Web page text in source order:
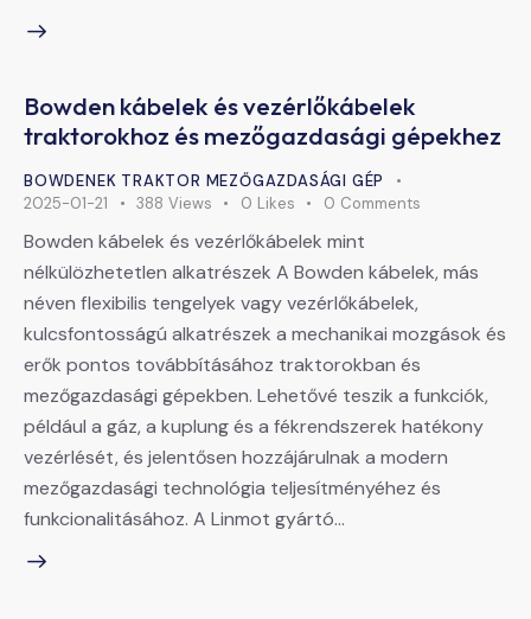
Bowden kábelek és vezérlőkábelek
traktorokhoz és mezőgazdasági gépekhez
BOWDENEK TRAKTOR MEZŐGAZDASÁGI GÉP
2025-01-21
388 Views 0 Likes 0 Comments
Bowden kábelek és vezérlőkábelek mint
nélkülözhetetlen alkatrészek A Bowden kábelek, más
néven flexibilis tengelyek vagy vezérlőkábelek,
kulcsfontosságú alkatrészek a mechanikai mozgások és
erők pontos továbbításához traktorokban és
mezőgazdasági gépekben. Lehetővé teszik a funkciók,
például a gáz, a kuplung és a fékrendszerek hatékony
vezérlését, és jelentősen hozzájárulnak a modern
mezőgazdasági technológia teljesítményéhez és
funkcionalitásához. A Linmot gyártó…